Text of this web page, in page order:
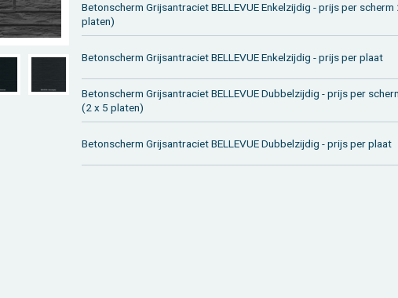
Be­ton­scherm Grijsan­tra­ciet BEL­LE­VUE En­kel­zij­dig - prijs per
pla­ten)
Be­ton­scherm Grijsan­tra­ciet BEL­LE­VUE En­kel­zij­dig - prijs per plaat
Be­ton­scherm Grijsan­tra­ciet BEL­LE­VUE Dub­bel­zij­dig - prijs per
(2 x 5 pla­ten)
Be­ton­scherm Grijsan­tra­ciet BEL­LE­VUE Dub­bel­zij­dig - prijs per plaat